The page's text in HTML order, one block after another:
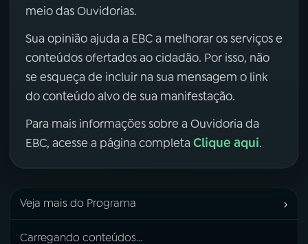
meio das Ouvidorias.
Sua opinião ajuda a EBC a melhorar os serviços e
conteúdos ofertados ao cidadão. Por isso, não
se esqueça de incluir na sua mensagem o link
do conteúdo alvo de sua manifestação.
Para mais informações sobre a Ouvidoria da
EBC, acesse a página completa Clique aqui.
Veja mais do Programa ›
Carregando conteúdos...